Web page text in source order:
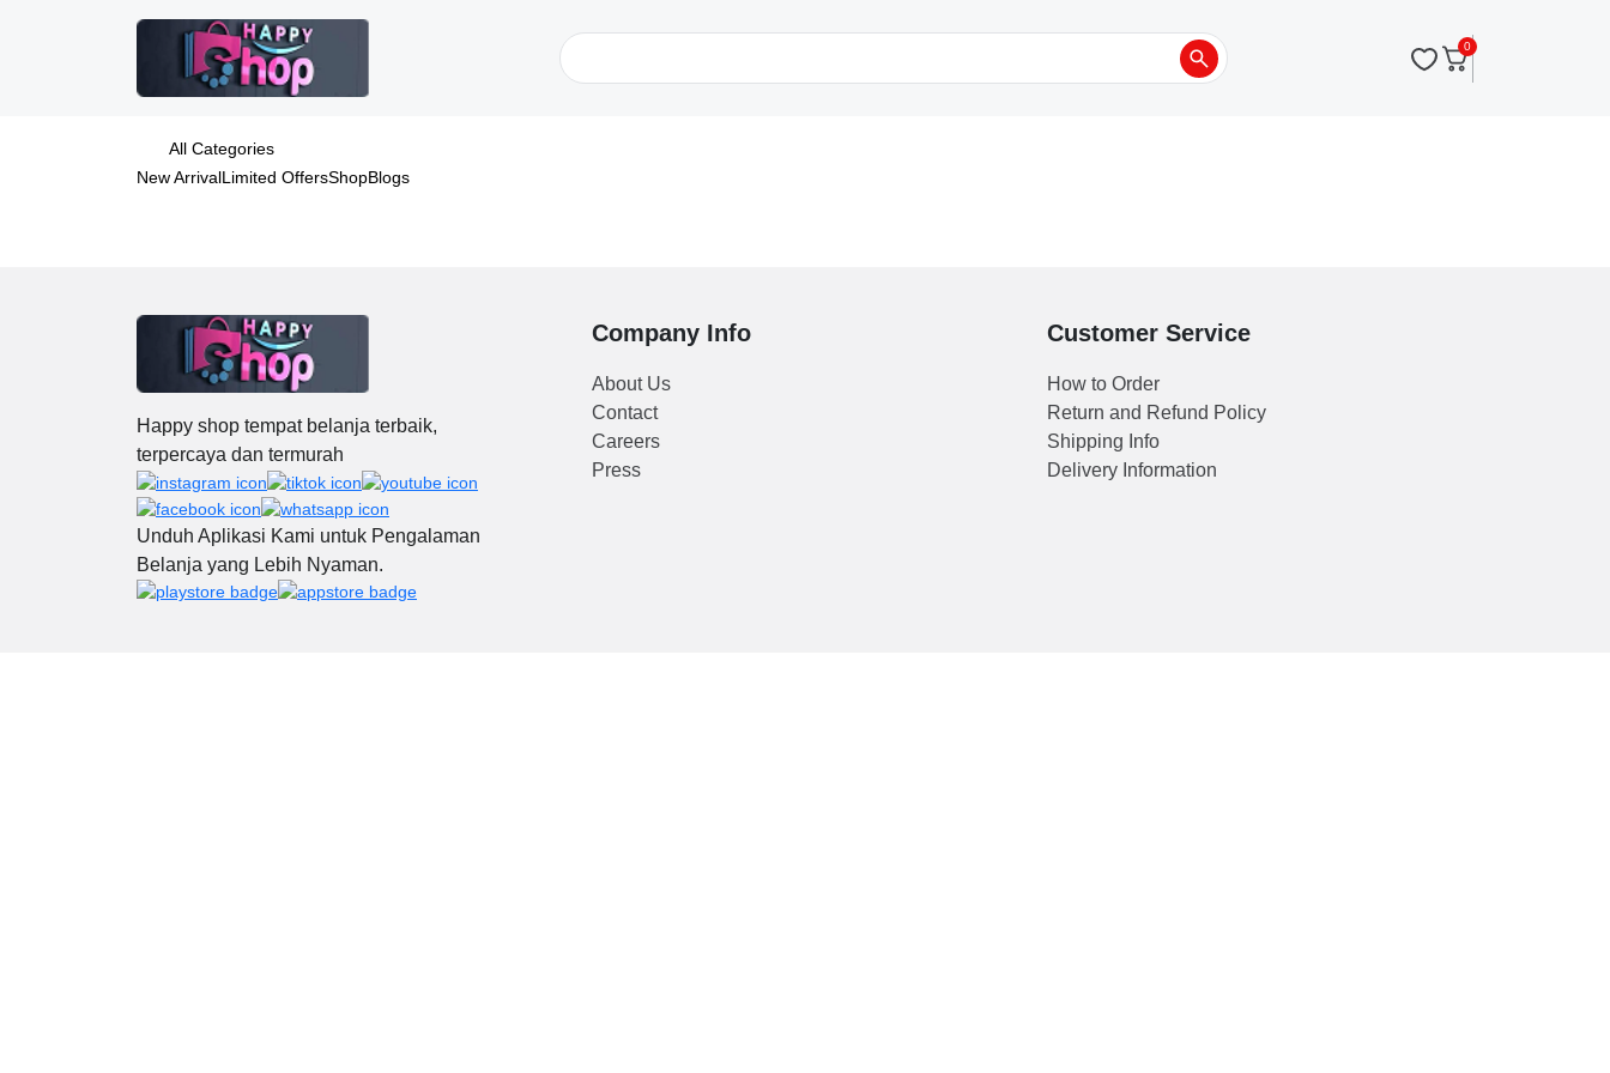
0
All Categories
New ArrivalLimited OffersShopBlogs
Happy shop tempat belanja terbaik,
terpercaya dan termurah
Unduh Aplikasi Kami untuk Pengalaman
Belanja yang Lebih Nyaman.
Company Info
About Us
Contact
Careers
Press
Customer Service
How to Order
Return and Refund Policy
Shipping Info
Delivery Information